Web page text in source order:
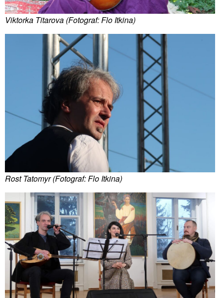
Viktorka Titarova (Fotograf: Flo Itkina)
Rost Tatomyr (Fotograf: Flo Itkina)